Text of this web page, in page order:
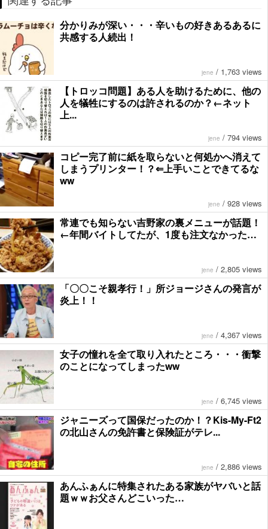
分かりみが深い・・・辛いもの好きあるあるに
共感する人続出！
jene / 1,763 views
【トロッコ問題】ある人を助けるために、他の
人を犠牲にするのは許されるのか？←ネット
上...
jene / 794 views
コピー完了前に紙を取らないと何処かへ消えて
しまうプリンター！？⇐上手いことできてるな
ww
jene / 928 views
常連でも知らない吉野家の裏メニューが話題！
←年間バイトしてたが、1度も注文なかった…
jene / 2,805 views
「〇〇こそ親孝行！」所ジョージさんの発言が
炎上！！
jene / 4,367 views
女子の憧れを全て取り入れたところ・・・衝撃
のことになってしまったww
jene / 6,745 views
ジャニーズって国保だったのか！？Kis-My-Ft2
の北山さんの免許書と保険証がテレ...
jene / 2,886 views
あんふぁんに特集されたある家族がヤバいと話
題ｗｗお父さんどこいった…